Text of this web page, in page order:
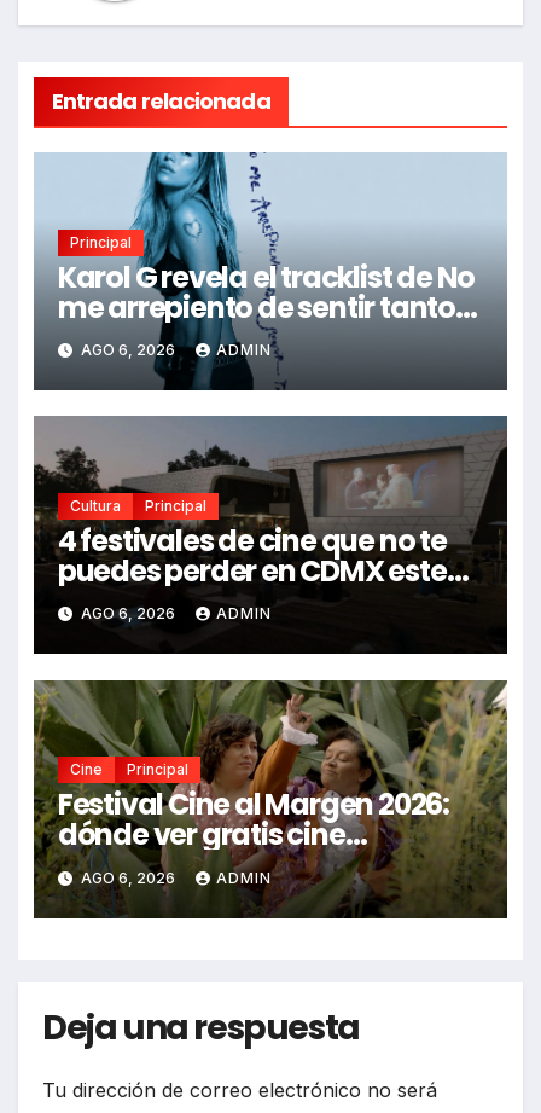
Entrada relacionada
Principal
Karol G revela el tracklist de No
me arrepiento de sentir tanto:
Drake, Bruno Mars y más
estrellas se suman al álbum
AGO 6, 2026 ADMIN
Cultura Principal
4 festivales de cine que no te
puedes perder en CDMX este
2026
AGO 6, 2026 ADMIN
Cine Principal
Festival Cine al Margen 2026:
dónde ver gratis cine
mexicano independiente en
CDMX y en línea
AGO 6, 2026 ADMIN
Deja una respuesta
Tu dirección de correo electrónico no será